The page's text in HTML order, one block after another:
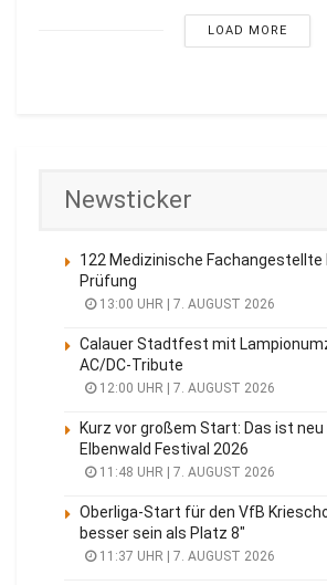
LOAD MORE
Newsticker
122 Medizinische Fachangestellte
Prüfung
13:00 UHR | 7. AUGUST 2026
Calauer Stadtfest mit
AC/DC-Tribute
12:00 UHR | 7. AUGUST 2026
Kurz vor großem Start: Das ist neu
Elbenwald Festival 2026
11:48 UHR | 7. AUGUST 2026
Oberliga-Start für den VfB
besser sein als Platz 8″
11:37 UHR | 7. AUGUST 2026